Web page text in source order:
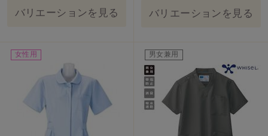
バリエーションを見る バリエーションを見る
女性用 男女兼用